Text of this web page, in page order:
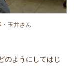
・玉井さん
のようにしてはじ